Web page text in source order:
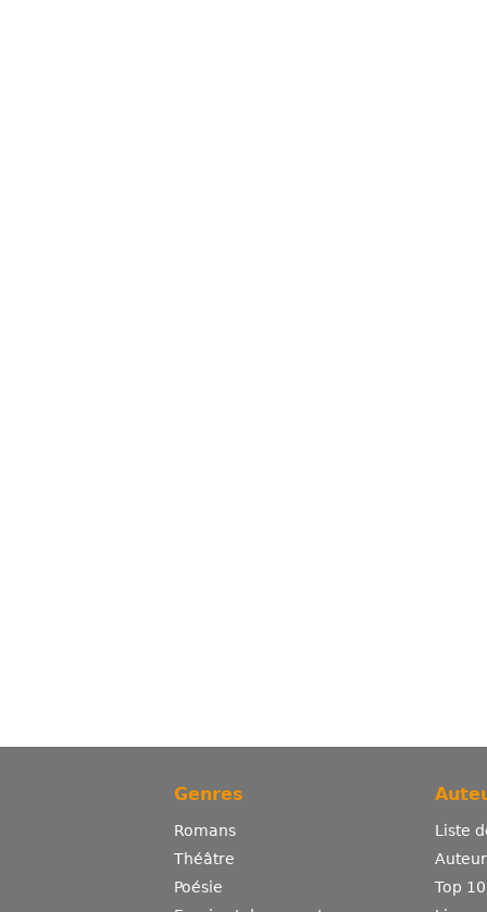
Genres
Romans
Théâtre
Poésie
Liste
Top